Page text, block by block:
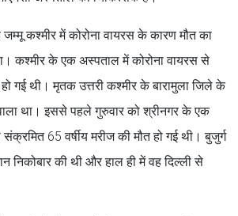
कश्मीर में कोरोना वायरस के कारण मौत का
कश्मीर के एक अस्पताल में कोरोना वायरस से
गई थी। मृतक उत्तरी कश्मीर के बारामुला जिले के
था। इससे पहले गुरुवार को श्रीनगर के एक
संक्रमित 65 वर्षीय मरीज की मौत हो गई थी। बुजुर्ग
निकोबार की थी और हाल ही में वह दिल्ली से